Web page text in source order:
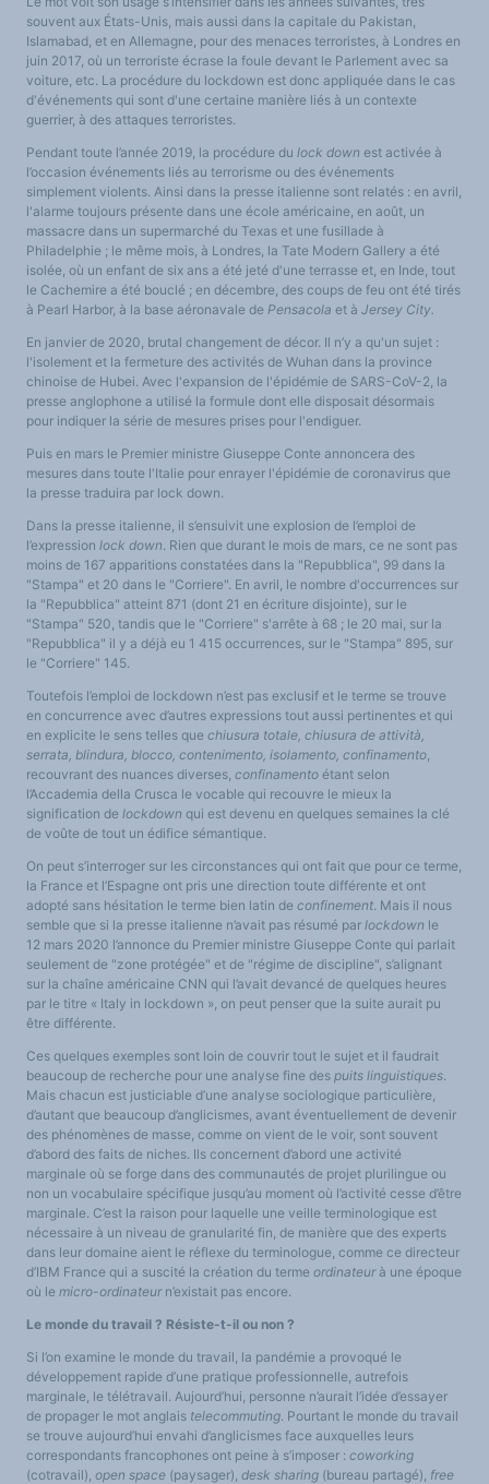
souvent aux États-Unis, mais aussi dans la capitale du Pakistan,
Islamabad, et en Allemagne, pour des menaces terroristes, à Londres en
juin 2017, où un terroriste écrase la foule devant le Parlement avec sa
voiture, etc. La procédure du lockdown est donc appliquée dans le cas
d'événements qui sont d'une certaine manière liés à un contexte
guerrier, à des attaques terroristes.
Pendant toute l’année 2019, la procédure du lock down est activée à
l’occasion événements liés au terrorisme ou des événements
simplement violents. Ainsi dans la presse italienne sont relatés : en avril,
l'alarme toujours présente dans une école américaine, en août, un
massacre dans un supermarché du Texas et une fusillade à
Philadelphie ; le même mois, à Londres, la Tate Modern Gallery a été
isolée, où un enfant de six ans a été jeté d'une terrasse et, en Inde, tout
le Cachemire a été bouclé ; en décembre, des coups de feu ont été tirés
à Pearl Harbor, à la base aéronavale de Pensacola et à Jersey City.
En janvier de 2020, brutal changement de décor. Il n’y a qu'un sujet :
l'isolement et la fermeture des activités de Wuhan dans la province
chinoise de Hubei. Avec l'expansion de l'épidémie de SARS-CoV-2, la
presse anglophone a utilisé la formule dont elle disposait désormais
pour indiquer la série de mesures prises pour l'endiguer.
Puis en mars le Premier ministre Giuseppe Conte annoncera des
mesures dans toute l'Italie pour enrayer l'épidémie de coronavirus que
la presse traduira par lock down.
Dans la presse italienne, il s’ensuivit une explosion de l’emploi de
l’expression lock down. Rien que durant le mois de mars, ce ne sont pas
moins de 167 apparitions constatées dans la "Repubblica", 99 dans la
"Stampa" et 20 dans le "Corriere". En avril, le nombre d'occurrences sur
la "Repubblica" atteint 871 (dont 21 en écriture disjointe), sur le
"Stampa" 520, tandis que le "Corriere" s'arrête à 68 ; le 20 mai, sur la
"Repubblica" il y a déjà eu 1 415 occurrences, sur le "Stampa" 895, sur
le "Corriere" 145.
Toutefois l’emploi de lockdown n’est pas exclusif et le terme se trouve
en concurrence avec d’autres expressions tout aussi pertinentes et qui
en explicite le sens telles que chiusura totale, chiusura de attività,
serrata, blindura, blocco, contenimento, isolamento, confinamento,
recouvrant des nuances diverses, confinamento étant selon
l’Accademia della Crusca le vocable qui recouvre le mieux la
signification de lockdown qui est devenu en quelques semaines la clé
de voûte de tout un édifice sémantique.
On peut s’interroger sur les circonstances qui ont fait que pour ce terme,
la France et l’Espagne ont pris une direction toute différente et ont
adopté sans hésitation le terme bien latin de confinement. Mais il nous
semble que si la presse italienne n’avait pas résumé par lockdown le
12 mars 2020 l’annonce du Premier ministre Giuseppe Conte qui parlait
seulement de "zone protégée" et de "régime de discipline", s’alignant
sur la chaîne américaine CNN qui l’avait devancé de quelques heures
par le titre « Italy in lockdown », on peut penser que la suite aurait pu
être différente.
Ces quelques exemples sont loin de couvrir tout le sujet et il faudrait
beaucoup de recherche pour une analyse fine des puits linguistiques.
Mais chacun est justiciable d’une analyse sociologique particulière,
d’autant que beaucoup d’anglicismes, avant éventuellement de devenir
des phénomènes de masse, comme on vient de le voir, sont souvent
d’abord des faits de niches. Ils concernent d’abord une activité
marginale où se forge dans des communautés de projet plurilingue ou
non un vocabulaire spécifique jusqu’au moment où l’activité cesse d’être
marginale. C’est la raison pour laquelle une veille terminologique est
nécessaire à un niveau de granularité fin, de manière que des experts
dans leur domaine aient le réflexe du terminologue, comme ce directeur
d’IBM France qui a suscité la création du terme ordinateurà une époque
où le micro-ordinateurn’existait pas encore.
Le monde du travail ? Résiste-t-il ou non ?
Si l’on examine le monde du travail, la pandémie a provoqué le
développement rapide d’une pratique professionnelle, autrefois
marginale, le télétravail. Aujourd’hui, personne n’aurait l’idée d’essayer
de propager le mot anglais telecommuting. Pourtant le monde du travail
se trouve aujourd’hui envahi d’anglicismes face auxquelles leurs
correspondants francophones ont peine à s’imposer : coworking
(cotravail), open space (paysager), desk sharing (bureau partagé), free